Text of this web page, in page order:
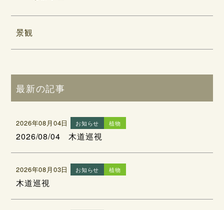
景観
最新の記事
2026年08月04日 お知らせ 植物
2026/08/04 木道巡視
2026年08月03日 お知らせ 植物
木道巡視